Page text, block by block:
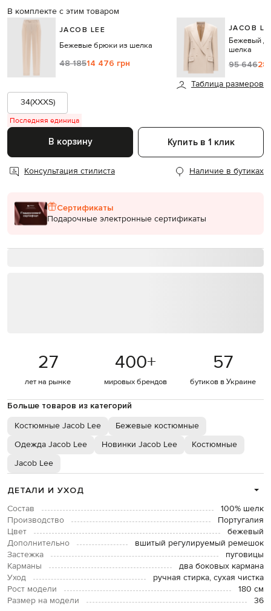
В комплекте с этим товаром
JACOB LEE
Бежевые брюки из шелка
48 18514 476 грн
JACOB
Бежевый
шелка
95 64628
Таблица размеров
34(XXXS)
Последняя единица
В корзину Купить в 1 клик
Консультация стилиста Наличие в бутиках
Сертификаты
Подарочные электронные сертификаты
27
лет на рынке
400+
мировых брендов
57
бутиков в Украине
Больше товаров из категорий
Костюмные Jacob Lee
Бежевые костюмные
Одежда Jacob Lee
Новинки Jacob Lee
Костюмные
Jacob Lee
ДЕТАЛИ И УХОД
Состав
100% шелк
Производство
Португалия
Цвет
бежевый
Дополнительно
вшитый регулируемый ремешок
Застежка
пуговицы
Карманы
два боковых кармана
Уход
ручная стирка, сухая чистка
Рост модели
180 см
Размер на модели
36